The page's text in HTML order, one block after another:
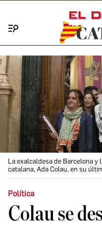
La exalcaldesa de Barcelona
catalana, Ada Colau, en su
Política
Colau se